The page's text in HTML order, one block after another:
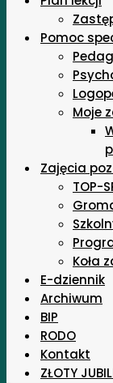
Pomoc
Moje
Zajęcia
TOP-
Koła
E-dziennik
Archiwum
BIP
RODO
Kontakt
ZŁOTY